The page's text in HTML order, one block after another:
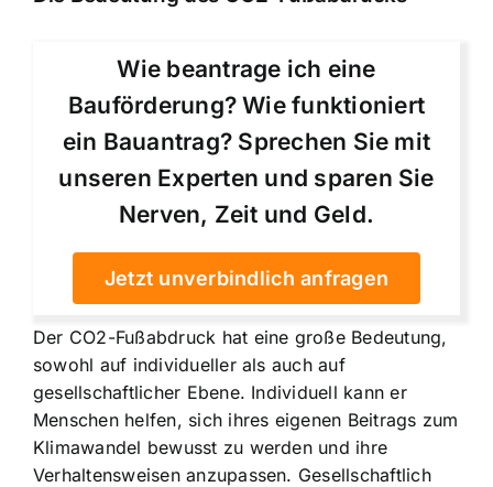
Wie beantrage ich eine
Bauförderung? Wie funktioniert
ein Bauantrag? Sprechen Sie mit
unseren Experten und sparen Sie
Nerven, Zeit und Geld.
Jetzt unverbindlich anfragen
Der CO2-Fußabdruck hat eine große Bedeutung,
sowohl auf individueller als auch auf
gesellschaftlicher Ebene. Individuell kann er
Menschen helfen, sich ihres eigenen Beitrags zum
Klimawandel bewusst zu werden und ihre
Verhaltensweisen anzupassen. Gesellschaftlich